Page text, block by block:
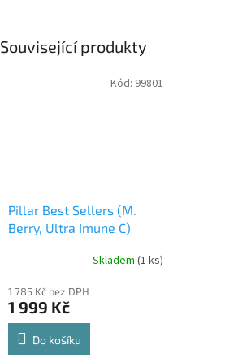
Související produkty
Pillar Best Sellers (M.
Berry, Ultra Imune C)
Skladem (1 ks)
1 785 Kč bez DPH
1 999 Kč
Do košíku
Kód: 99801